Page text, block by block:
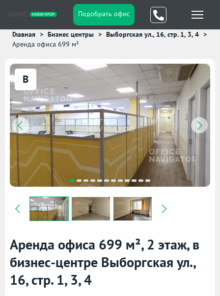
Подобрать офис
Главная Бизнес центры
Выборгская ул., 16, стр. 1, 3, 4
Аренда офиса 699 м²
B
Аренда офиса 699 м², 2 этаж, в
бизнес-центре Выборгская ул.,
16, стр. 1, 3, 4